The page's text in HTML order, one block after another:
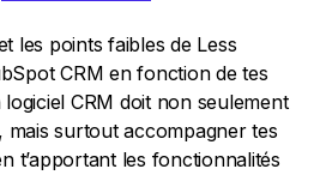
les points faibles de Less
CRM en fonction de tes
CRM doit non seulement
surtout accompagner tes
t’apportant les fonctionnalités